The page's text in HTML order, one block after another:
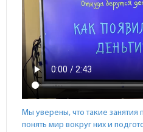
Мы уверены, что такие
понять мир вокруг них и